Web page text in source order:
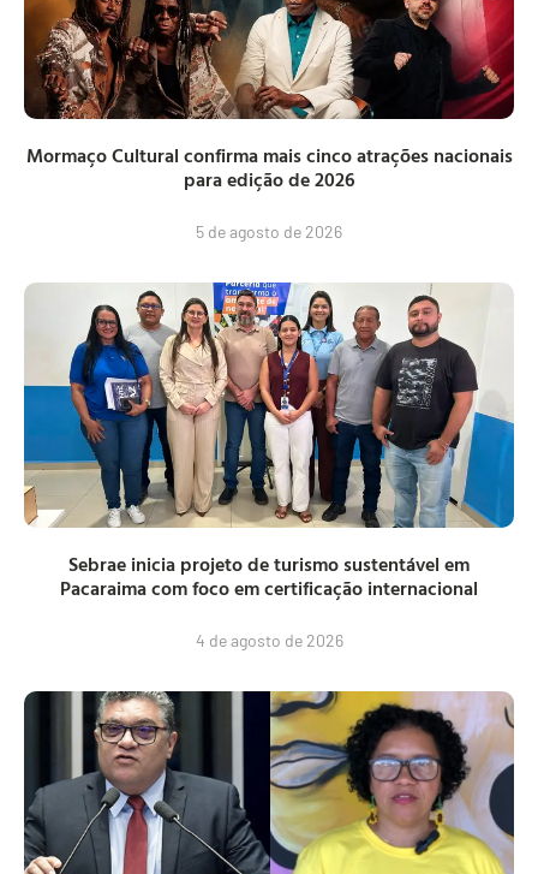
Mormaço Cultural confirma mais cinco atrações nacionais
para edição de 2026
5 de agosto de 2026
Sebrae inicia projeto de turismo sustentável em
Pacaraima com foco em certificação internacional
4 de agosto de 2026